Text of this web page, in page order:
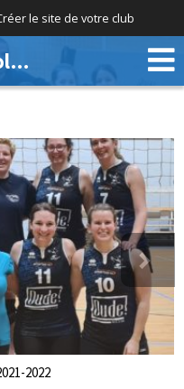
le site de votre club
Royal Rixensart Volley
2022
Suivant